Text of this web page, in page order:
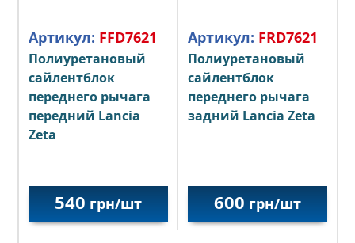
Артикул: FFD7621
Полиуретановый
сайлентблок
переднего рычага
передний Lancia
Zeta
540 грн/шт
Артикул: FRD7621
Полиуретановый
сайлентблок
переднего рычага
задний Lancia Zeta
600 грн/шт